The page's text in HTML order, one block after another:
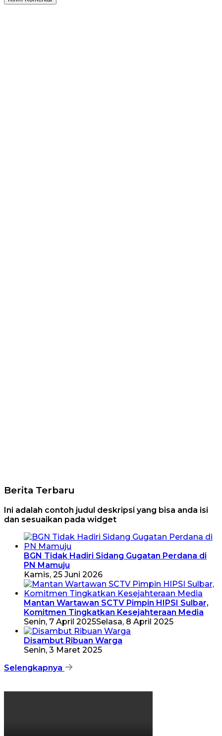
Berita Terbaru
Ini adalah contoh judul deskripsi yang bisa anda isi
dan sesuaikan pada widget
BGN Tidak Hadiri Sidang Gugatan Perdana di
PN Mamuju
Kamis, 25 Juni 2026
Mantan Wartawan SCTV Pimpin HIPSI Sulbar,
Komitmen Tingkatkan Kesejahteraan Media
Senin, 7 April 2025Selasa, 8 April 2025
Disambut Ribuan Warga
Senin, 3 Maret 2025
Selengkapnya